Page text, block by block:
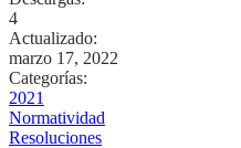
4
Actualizado:
marzo 17, 2022
Categorías:
2021
Normatividad
Resoluciones